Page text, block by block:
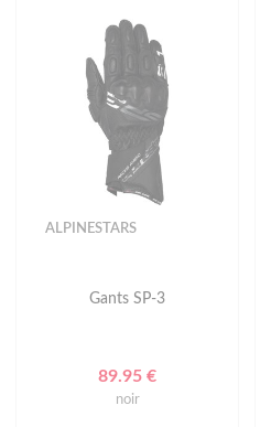
ALPINESTARS
Gants SP-3
89.95 €
noir